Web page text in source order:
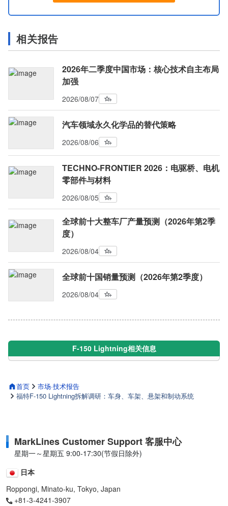
首页
市场·技术报告
福特F-150 Lightning拆解调研：车身、车架、悬架和制动系统
相关报告
2026年二季度中国市场：核心技术自主布局
加强
2026/08/07
汽车领域永久化学品的替代策略
2026/08/06
TECHNO-FRONTIER 2026：电驱桥、电机
零部件与材料
2026/08/05
全球前十大整车厂产量预测（2026年第2季
度）
2026/08/04
全球前十国销量预测（2026年第2季度）
2026/08/04
F-150 Lightning相关信息
MarkLines Customer Support 客服中心
星期一～星期五 9:00-17:30(节假日除外)
日本
Roppongi, Minato-ku, Tokyo, Japan
+81-3-4241-3907